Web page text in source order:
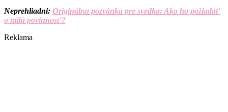
Neprehliadni: Originálna pozvánka pre svedka: Ako ho požiadať
o milú povinnosť?
Reklama